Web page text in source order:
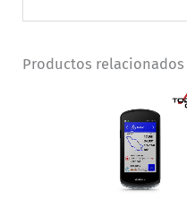
Productos relacionados